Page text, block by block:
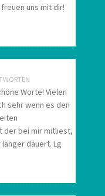
uns mit dir!
Worte! Vielen
sehr wenn es den
der bei mir mitliest,
dauert. Lg